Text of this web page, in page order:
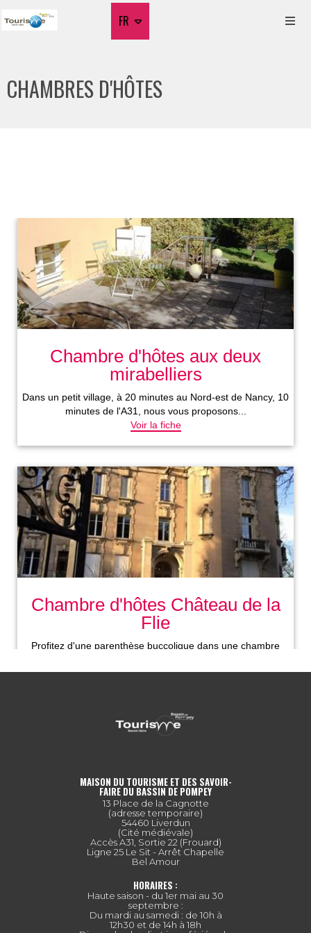
FR
CHAMBRES D'HÔTES
MAISON DU TOURISME ET DES SAVOIR-
FAIRE DU BASSIN DE POMPEY
13 Place de la Cagnotte
(adresse temporaire)
54460 Liverdun
(Cité médiévale)
Accès A31, Sortie 22 (Frouard)
Ligne 25 Le Sit - Arrêt Chapelle
Bel Amour
HORAIRES :
Haute saison - du 1er mai au 30
septembre :
Du mardi au samedi : de 10h à
12h30 et de 14h à 18h